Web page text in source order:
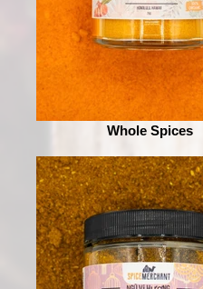
Whole Spices